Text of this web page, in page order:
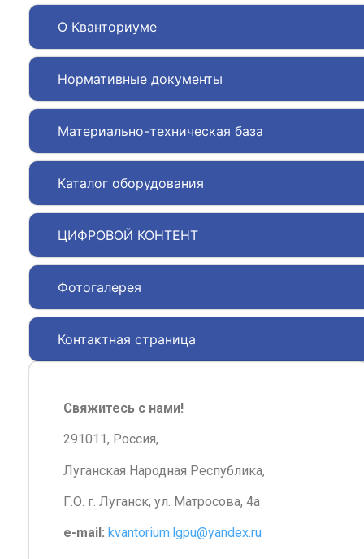
О Кванториуме
Нормативные документы
Материально-техническая база
Каталог оборудования
ЦИФРОВОЙ КОНТЕНТ
Фотогалерея
Контактная страница
Свяжитесь с нами!
291011, Россия,
Луганская Народная Республика,
Г.О. г. Луганск, ул. Матросова, 4а
e-mail: kvantorium.lgpu@yandex.ru